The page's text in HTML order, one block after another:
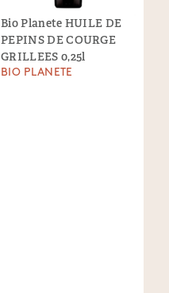
Bio Planete HUILE DE
PEPINS DE COURGE
GRILLEES 0,25l
BIO PLANETE